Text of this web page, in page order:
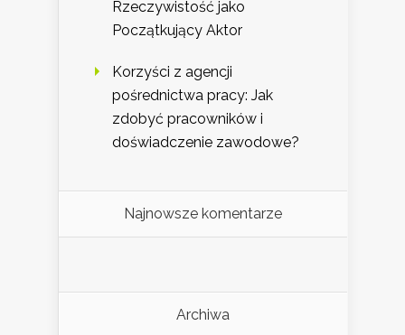
Rzeczywistość jako
Początkujący Aktor
Korzyści z agencji
pośrednictwa pracy: Jak
zdobyć pracowników i
doświadczenie zawodowe?
Najnowsze komentarze
Archiwa